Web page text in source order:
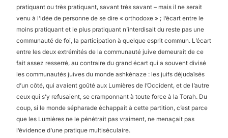
pratiquant ou très pratiquant, savant très savant – mais il ne serait
venu à l’idée de personne de se dire « orthodoxe » ; l’écart entre le
moins pratiquant et le plus pratiquant n’interdisait du reste pas une
communauté de foi, la participation à quelque esprit commun. L’écart
entre les deux extrémités de la communauté juive demeurait de ce
fait assez resserré, au contraire du grand écart qui a souvent divisé
les communautés juives du monde ashkénaze : les juifs déjudaïsés
d’un côté, qui avaient goûté aux Lumières de l’Occident, et de l’autre
ceux qui s’y refusaient, se cramponnant à toute force à la Torah. Du
coup, si le monde sépharade échappait à cette partition, c’est parce
que les Lumières ne le pénétrait pas vraiment, ne menaçait pas
l’évidence d’une pratique multiséculaire.